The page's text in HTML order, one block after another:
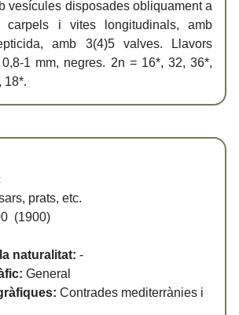
vesícules disposades obliquament a
carpels i vites longitudinals, amb
amb 3(4)5 valves. Llavors
1 mm, negres. 2n = 16*, 32, 36*,
18*.
prats, etc.
(1900)
naturalitat: -
General
Contrades mediterrànies i